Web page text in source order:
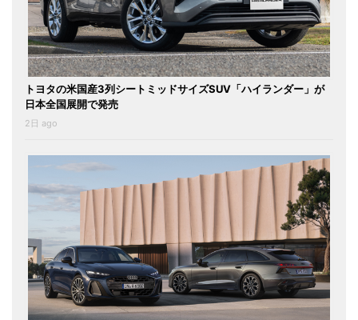
トヨタの米国産3列シートミッドサイズSUV「ハイランダー」が
日本全国展開で発売
2日 ago